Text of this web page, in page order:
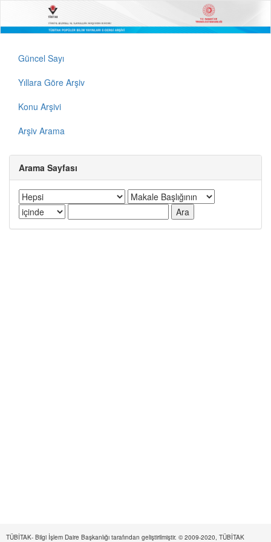
Güncel Sayı
Yıllara Göre Arşiv
Konu Arşivi
Arşiv Arama
Arama Sayfası
TÜBİTAK- Bilgi İşlem Daire Başkanlığı tarafından geliştirilmiştir. © 2009-2020, TÜBİTAK